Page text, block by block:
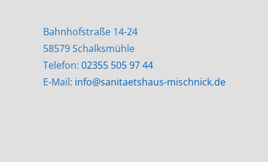
Bahnhofstraße 14-24
58579 Schalksmühle
Telefon: 02355 505 97 44
E-Mail: info@sanitaetshaus-mischnick.de